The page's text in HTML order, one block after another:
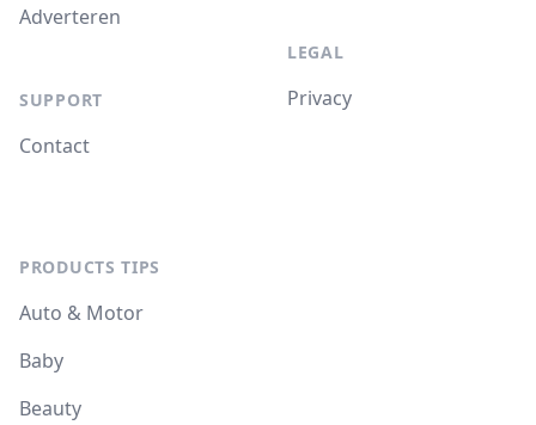
Adverteren
SUPPORT
Contact
LEGAL
Privacy
PRODUCTS TIPS
Auto & Motor
Baby
Beauty